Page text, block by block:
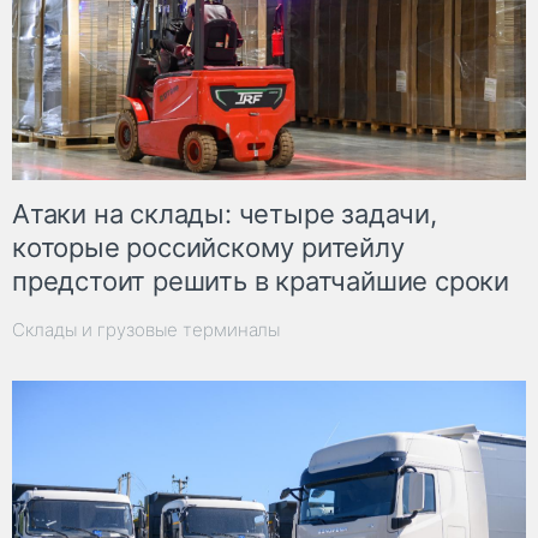
Атаки на склады: четыре задачи,
которые российскому ритейлу
предстоит решить в кратчайшие сроки
Склады и грузовые терминалы